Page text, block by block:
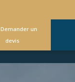
Demander un
devis